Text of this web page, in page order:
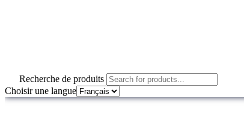
Recherche de produits
Choisir une langue